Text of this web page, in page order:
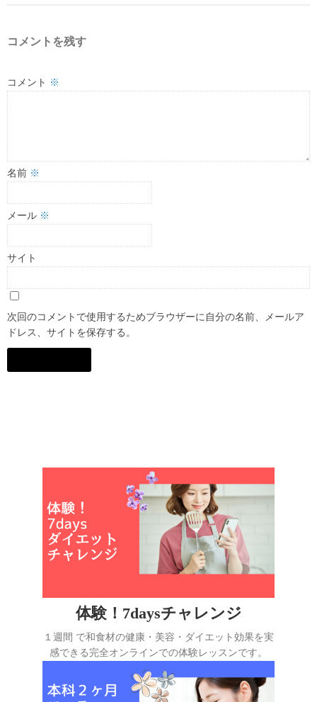
コメントを残す
コメント ※
名前 ※
メール ※
サイト
次回のコメントで使用するためブラウザーに自分の名前、メールア
ドレス、サイトを保存する。
体験！7daysチャレンジ
１週間 で和食材の健康・美容・ダイエット効果を実
感できる完全オンラインでの体験レッスンです。